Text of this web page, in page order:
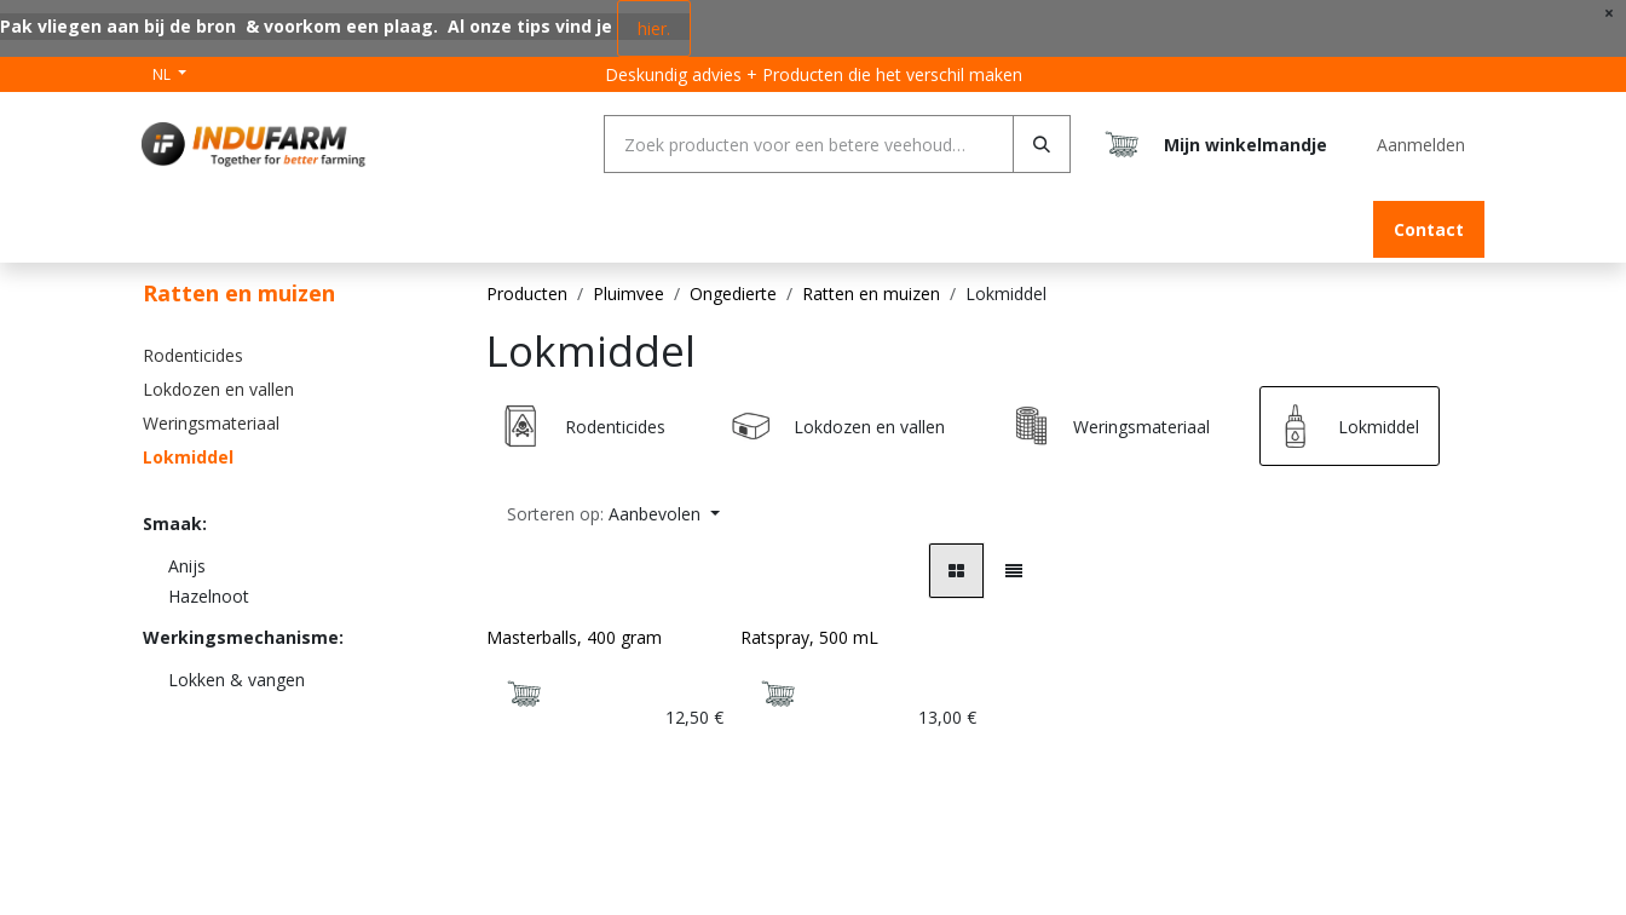
×
Pak vliegen aan bij de bron & voorkom een plaag. Al onze tips vind je hier.
NL Deskundig advies + Producten die het verschil maken
Mijn winkelmandje Aanmelden
Contact
Ratten en muizen
Rodenticides
Lokdozen en vallen
Weringsmateriaal
Lokmiddel
Smaak:
Anijs
Hazelnoot
Werkingsmechanisme:
Lokken & vangen
Producten Pluimvee Ongedierte Ratten en muizen Lokmiddel
Lokmiddel
Rodenticides Lokdozen en vallen Weringsmateriaal Lokmiddel
Sorteren op: Aanbevolen
Masterballs, 400 gram
12,50 €
Ratspray, 500 mL
13,00 €